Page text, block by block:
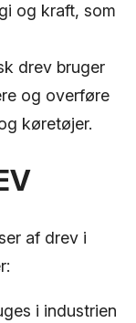
og kraft, som
drev bruger
og overføre
køretøjer.
af drev i
i industrien